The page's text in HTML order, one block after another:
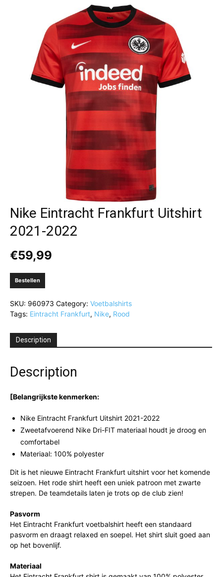
Nike Eintracht Frankfurt Uitshirt
2021-2022
€59,99
Bestellen
SKU: 960973 Category: Voetbalshirts
Tags: Eintracht Frankfurt, Nike, Rood
Description
Description
[Belangrijkste kenmerken:
Nike Eintracht Frankfurt Uitshirt 2021-2022
Zweetafvoerend Nike Dri-FIT materiaal houdt je droog en
comfortabel
Materiaal: 100% polyester
Dit is het nieuwe Eintracht Frankfurt uitshirt voor het komende
seizoen. Het rode shirt heeft een uniek patroon met zwarte
strepen. De teamdetails laten je trots op de club zien!
Pasvorm
Het Eintracht Frankfurt voetbalshirt heeft een standaard
pasvorm en draagt relaxed en soepel. Het shirt sluit goed aan
op het bovenlijf.
Materiaal